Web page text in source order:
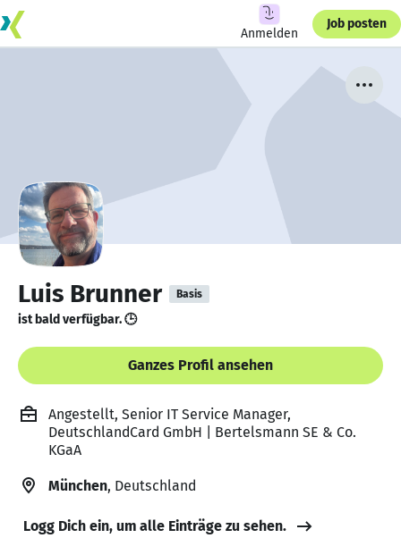
Anmelden
Job posten
Luis Brunner Basis
ist bald verfügbar. 🕒
Ganzes Profil ansehen
Angestellt, Senior IT Service Manager,
DeutschlandCard GmbH | Bertelsmann SE & Co.
KGaA
München, Deutschland
Logg Dich ein, um alle Einträge zu sehen.